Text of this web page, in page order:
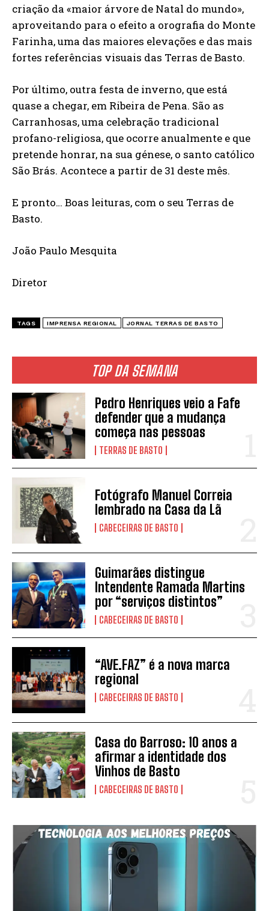
SUBSCREVER
TOP DA SEMANA
Pedro Henriques veio a Fafe
defender que a mudança
começa nas pessoas
TERRAS DE BASTO
Fotógrafo Manuel Correia
lembrado na Casa da Lã
CABECEIRAS DE BASTO
Guimarães distingue
Intendente Ramada Martins
por “serviços distintos”
CABECEIRAS DE BASTO
“AVE.FAZ” é a nova marca
regional
CABECEIRAS DE BASTO
Casa do Barroso: 10 anos a
afirmar a identidade dos
Vinhos de Basto
CABECEIRAS DE BASTO
criação da «maior árvore de Natal do mundo»,
aproveitando para o efeito a orografia do Monte
Farinha, uma das maiores elevações e das mais
fortes referências visuais das Terras de Basto.
Por último, outra festa de inverno, que está
quase a chegar, em Ribeira de Pena. São as
Carranhosas, uma celebração tradicional
profano-religiosa, que ocorre anualmente e que
pretende honrar, na sua génese, o santo católico
São Brás. Acontece a partir de 31 deste mês.
E pronto… Boas leituras, com o seu Terras de
Basto.
João Paulo Mesquita
Diretor
TAGS IMPRENSA REGIONAL JORNAL TERRAS DE BASTO